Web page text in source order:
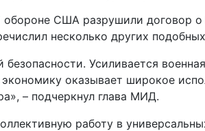
США разрушили договор
несколько других
Усиливается
оказывает широкое
– подчеркнул глава МИД.
работу в